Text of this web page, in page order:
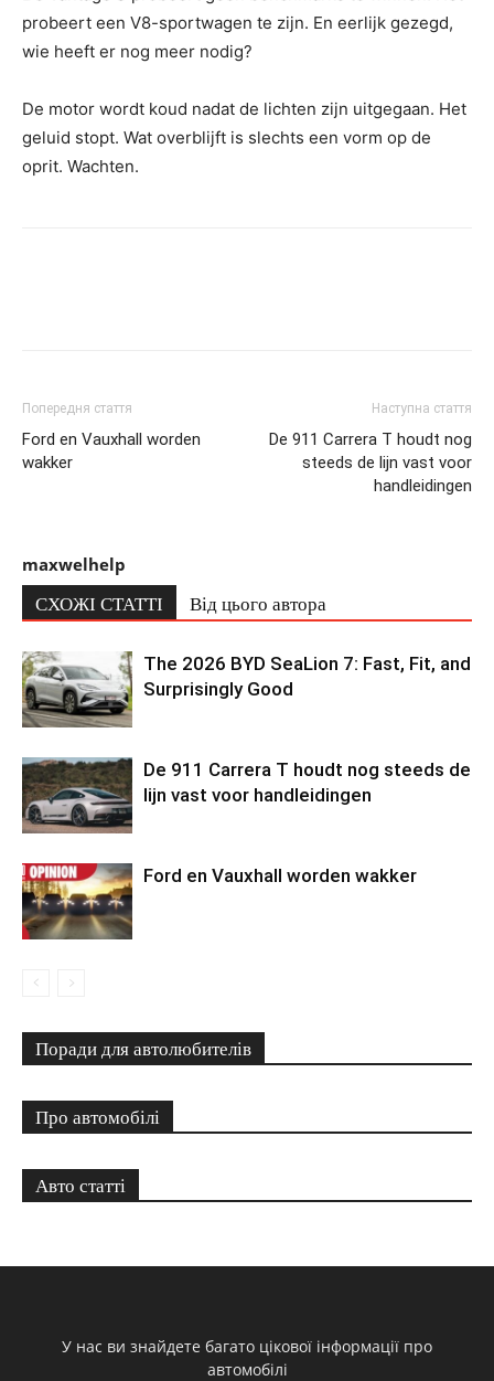
probeert een V8-sportwagen te zijn. En eerlijk gezegd,
wie heeft er nog meer nodig?
De motor wordt koud nadat de lichten zijn uitgegaan. Het
geluid stopt. Wat overblijft is slechts een vorm op de
oprit. Wachten.
Попередня стаття
Ford en Vauxhall worden
wakker
Наступна стаття
De 911 Carrera T houdt nog
steeds de lijn vast voor
handleidingen
maxwelhelp
СХОЖІ СТАТТІ Від цього автора
The 2026 BYD SeaLion 7: Fast, Fit, and
Surprisingly Good
De 911 Carrera T houdt nog steeds de
lijn vast voor handleidingen
Ford en Vauxhall worden wakker
Поради для автолюбителів
Про автомобілі
Авто статті
У нас ви знайдете багато цікової інформації про
автомобілі